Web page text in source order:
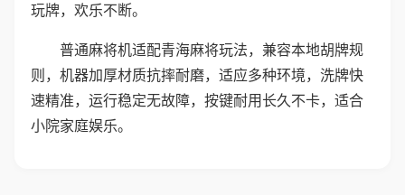
玩牌，欢乐不断。
普通麻将机适配青海麻将玩法，兼容本地胡牌规
则，机器加厚材质抗摔耐磨，适应多种环境，洗牌快
速精准，运行稳定无故障，按键耐用长久不卡，适合
小院家庭娱乐。